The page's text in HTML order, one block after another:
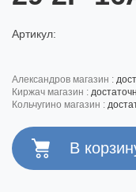
Артикул:
александров магазин :
киржач магазин :
кольчугино магазин :